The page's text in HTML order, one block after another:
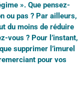
». Que pensez-
ou pas ? Par ailleurs,
du moins de réduire
vous ? Pour l’instant,
supprimer l’imurel
pour vos